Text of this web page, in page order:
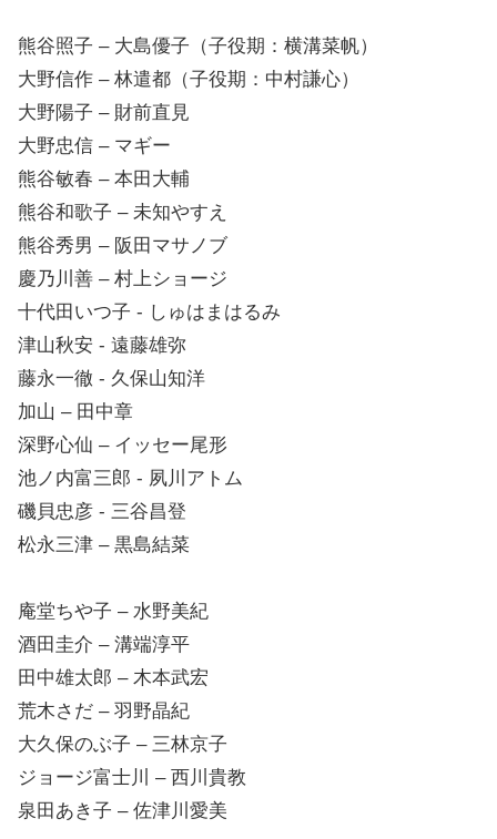
熊谷照子 – 大島優子（子役期：横溝菜帆）
大野信作 – 林遣都（子役期：中村謙心）
大野陽子 – 財前直見
大野忠信 – マギー
熊谷敏春 – 本田大輔
熊谷和歌子 – 未知やすえ
熊谷秀男 – 阪田マサノブ
慶乃川善 – 村上ショージ
十代田いつ子 ‐ しゅはまはるみ
津山秋安 ‐ 遠藤雄弥
藤永一徹 ‐ 久保山知洋
加山 – 田中章
深野心仙 – イッセー尾形
池ノ内富三郎 ‐ 夙川アトム
磯貝忠彦 ‐ 三谷昌登
松永三津 – 黒島結菜
庵堂ちや子 – 水野美紀
酒田圭介 – 溝端淳平
田中雄太郎 – 木本武宏
荒木さだ – 羽野晶紀
大久保のぶ子 – 三林京子
ジョージ富士川 – 西川貴教
泉田あき子 – 佐津川愛美